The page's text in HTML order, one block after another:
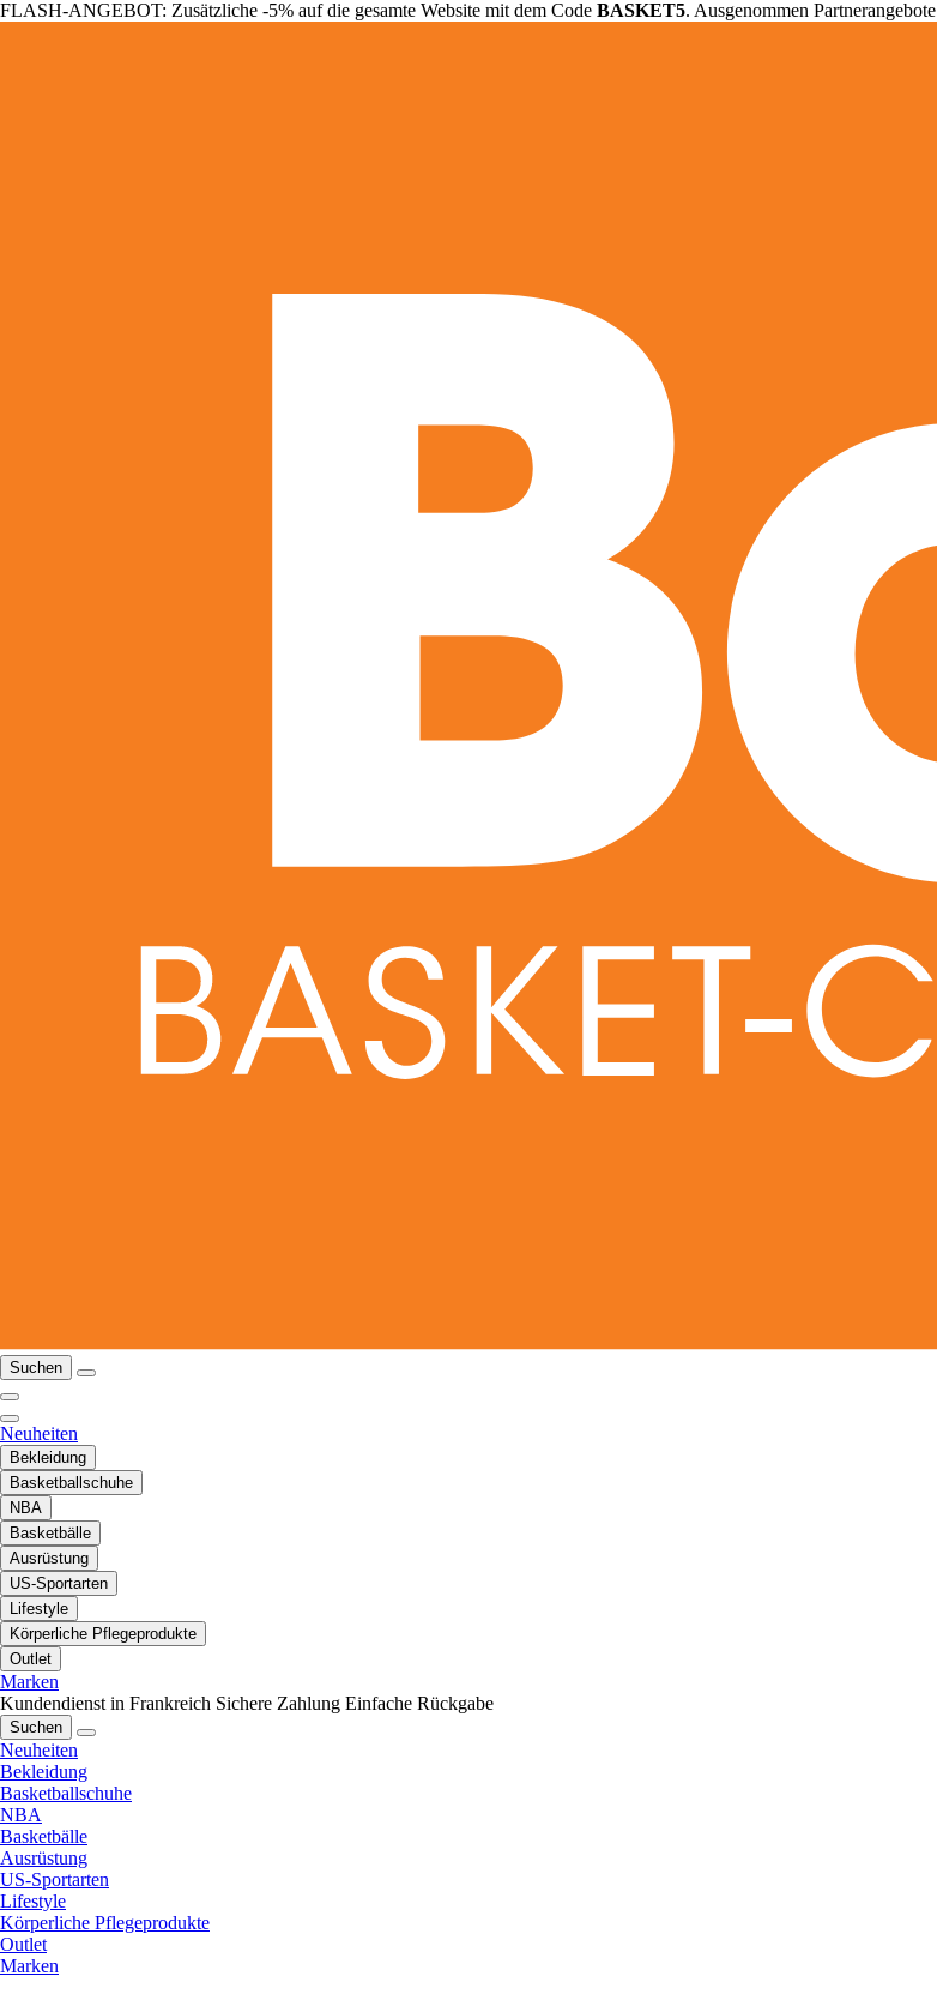
FLASH-ANGEBOT: Zusätzliche -5% auf die gesamte Website mit dem Code BASKET5. Ausgenommen Partnerangebote
Suchen
Neuheiten
Bekleidung
Basketballschuhe
NBA
Basketbälle
Ausrüstung
US-Sportarten
Lifestyle
Körperliche Pflegeprodukte
Outlet
Marken
Kundendienst in Frankreich Sichere Zahlung Einfache Rückgabe
Suchen
Neuheiten
Bekleidung
Basketballschuhe
NBA
Basketbälle
Ausrüstung
US-Sportarten
Lifestyle
Körperliche Pflegeprodukte
Outlet
Marken